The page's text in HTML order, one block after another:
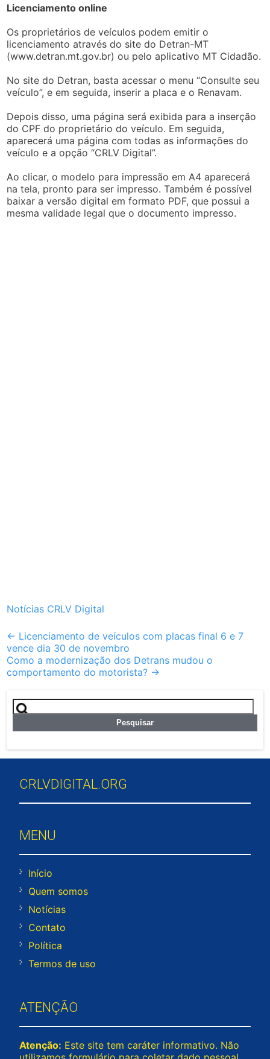
Licenciamento online
Os proprietários de veículos podem emitir o
licenciamento através do site do Detran-MT
(www.detran.mt.gov.br) ou pelo aplicativo MT Cidadão.
No site do Detran, basta acessar o menu “Consulte seu
veículo”, e em seguida, inserir a placa e o Renavam.
Depois disso, uma página será exibida para a inserção
do CPF do proprietário do veículo. Em seguida,
aparecerá uma página com todas as informações do
veículo e a opção “CRLV Digital”.
Ao clicar, o modelo para impressão em A4 aparecerá
na tela, pronto para ser impresso. Também é possível
baixar a versão digital em formato PDF, que possui a
mesma validade legal que o documento impresso.
Notícias CRLV Digital
Post
navigation
← Licenciamento de veículos com placas final 6 e 7
vence dia 30 de novembro
Como a modernização dos Detrans mudou o
comportamento do motorista? →
Pesquisar
por:
CRLVDIGITAL.ORG
MENU
Início
Quem somos
Notícias
Contato
Política
Termos de uso
ATENÇÃO
Atenção: Este site tem caráter informativo. Não